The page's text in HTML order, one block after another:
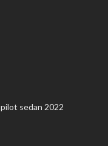
sedan 2022